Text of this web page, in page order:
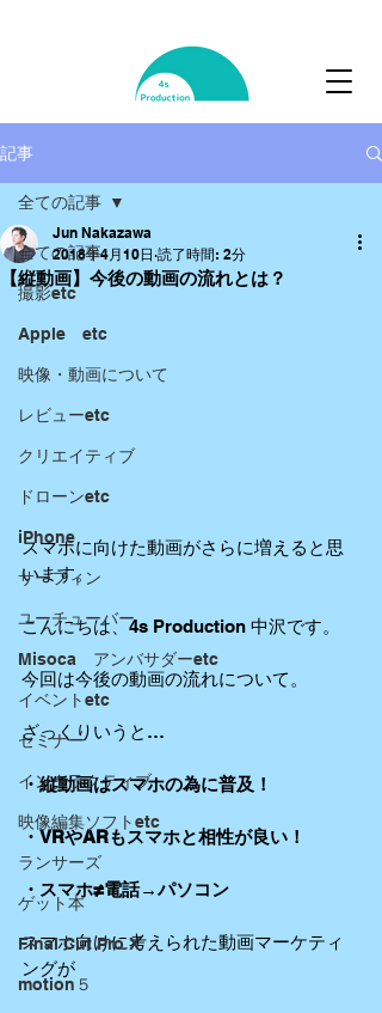
記事
全ての記事
撮影etc
Apple etc
映像・動画について
レビューetc
クリエイティブ
ドローンetc
iPhone
サーフィン
ユーチューバー
Misoca アンバサダーetc
イベントetc
セミナー
インタラクティブ
映像編集ソフトetc
ランサーズ
ゲット本
Final Cut Pro X
motion５
全ての記事
【縦動画】今後の動画の流れとは？
Jun Nakazawa
2018年4月10日 読了時間: 2分
スマホに向けた動画がさらに増えると思
います。
こんにちは、4s Production 中沢です。
今回は今後の動画の流れについて。
ざっくりいうと…
・縦動画はスマホの為に普及！
・VRやARもスマホと相性が良い！
・スマホ≠電話→パソコン
スマホ向けに考えられた動画マーケティ
ングが